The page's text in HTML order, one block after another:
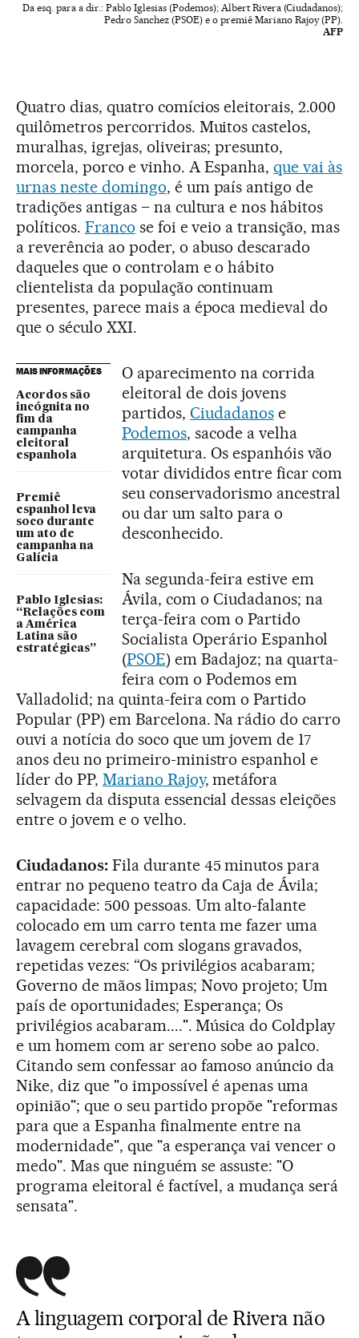
Da esq. para a dir.: Pablo Iglesias (Podemos); Albert Rivera (Ciudadanos);
Pedro Sanchez (PSOE) e o premiê Mariano Rajoy (PP).
AFP
Quatro dias, quatro comícios eleitorais, 2.000
quilômetros percorridos. Muitos castelos,
muralhas, igrejas, oliveiras; presunto,
morcela, porco e vinho. A Espanha,que vai às
urnas neste domingo, é um país antigo de
tradições antigas – na cultura e nos hábitos
políticos. Franco se foi e veio a transição, mas
a reverência ao poder, o abuso descarado
daqueles que o controlam e o hábito
clientelista da população continuam
presentes, parece mais a época medieval do
que o século XXI.
MAIS INFORMAÇÕES
Acordos são
incógnita no
fim da
campanha
eleitoral
espanhola
Premiê
espanhol leva
soco durante
um ato de
campanha na
Galícia
Pablo Iglesias:
“Relações com
a América
Latina são
estratégicas”
O aparecimento na corrida
eleitoral de dois jovens
partidos, Ciudadanose
Podemos, sacode a velha
arquitetura. Os espanhóis vão
votar divididos entre ficar com
seu conservadorismo ancestral
ou dar um salto para o
desconhecido.
Na segunda-feira estive em
Ávila, com o Ciudadanos; na
terça-feira com o Partido
Socialista Operário Espanhol
(PSOE) em Badajoz; na quarta-
feira com o Podemos em
Valladolid; na quinta-feira com o Partido
Popular (PP) em Barcelona. Na rádio do carro
ouvi a notícia do soco que um jovem de 17
anos deu no primeiro-ministro espanhol e
líder do PP, Mariano Rajoy, metáfora
selvagem da disputa essencial dessas eleições
entre o jovem e o velho.
Ciudadanos:Fila durante 45 minutos para
entrar no pequeno teatro da Caja de Ávila;
capacidade: 500 pessoas. Um alto-falante
colocado em um carro tenta me fazer uma
lavagem cerebral com slogans gravados,
repetidas vezes: “Os privilégios acabaram;
Governo de mãos limpas; Novo projeto; Um
país de oportunidades; Esperança; Os
privilégios acabaram....". Música do Coldplay
e um homem com ar sereno sobe ao palco.
Citando sem confessar ao famoso anúncio da
Nike, diz que "o impossível é apenas uma
opinião"; que o seu partido propõe "reformas
para que a Espanha finalmente entre na
modernidade", que "a esperança vai vencer o
medo". Mas que ninguém se assuste: "O
programa eleitoral é factível, a mudança será
sensata".
A linguagem corporal de Rivera não